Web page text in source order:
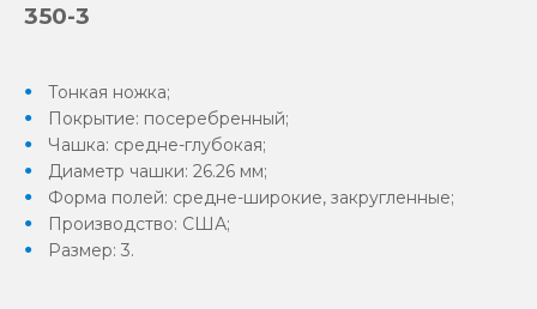
350-3
Тонкая ножка;
Покрытие: посеребренный;
Чашка: средне-глубокая;
Диаметр чашки: 26.26 мм;
Форма полей: средне-широкие, закругленные;
Производство: США;
Размер: 3.